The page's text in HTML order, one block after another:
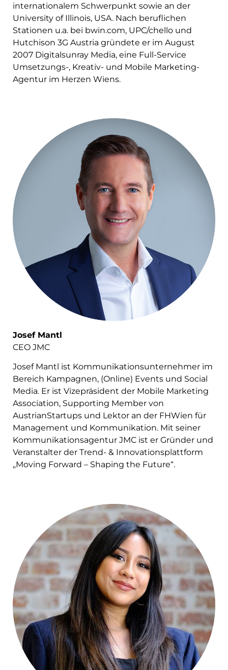
internationalem Schwerpunkt sowie an der
University of Illinois, USA. Nach beruflichen
Stationen u.a. bei bwin.com, UPC/chello und
Hutchison 3G Austria gründete er im August
2007 Digitalsunray Media, eine Full-Service
Umsetzungs-, Kreativ- und Mobile Marketing-
Agentur im Herzen Wiens.
Josef Mantl
CEO JMC
Josef Mantl ist Kommunikationsunternehmer im
Bereich Kampagnen, (Online) Events und Social
Media. Er ist Vizepräsident der Mobile Marketing
Association, Supporting Member von
AustrianStartups und Lektor an der FHWien für
Management und Kommunikation. Mit seiner
Kommunikationsagentur JMC ist er Gründer und
Veranstalter der Trend- & Innovationsplattform
„Moving Forward – Shaping the Future“.